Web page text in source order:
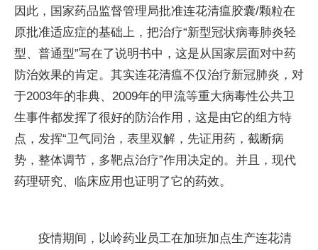
因此，国家药品监督管理局批准连花清瘟胶囊/颗粒在
原批准适应症的基础上，把治疗“新型冠状病毒肺炎轻
型、普通型”写在了说明书中，这是从国家层面对中药
防治效果的肯定。其实连花清瘟不仅治疗新冠肺炎，对
于2003年的非典、2009年的甲流等重大病毒性公共卫
生事件都发挥了很好的防治作用，这是由它的组方特
点，发挥“卫气同治，表里双解，先证用药，截断病
势，整体调节，多靶点治疗”作用决定的。并且，现代
药理研究、临床应用也证明了它的药效。
疫情期间，以岭药业员工在加班加点生产连花清